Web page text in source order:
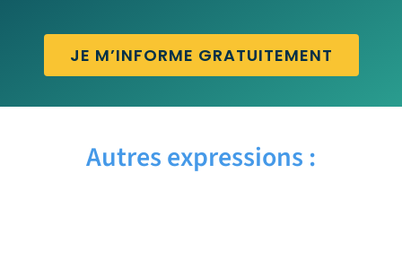
JE M’INFORME GRATUITEMENT
Autres expressions :